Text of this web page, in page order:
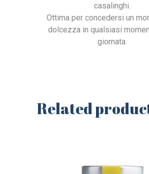
casalinghi.
Ottima per concedersi un
dolcezza in qualsiasi
giornata.
Related